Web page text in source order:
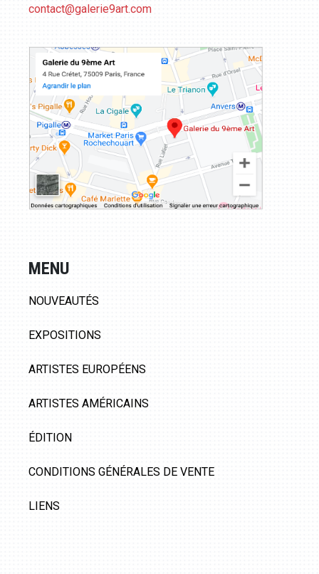
contact@galerie9art.com
MENU
NOUVEAUTÉS
EXPOSITIONS
ARTISTES EUROPÉENS
ARTISTES AMÉRICAINS
ÉDITION
CONDITIONS GÉNÉRALES DE VENTE
LIENS